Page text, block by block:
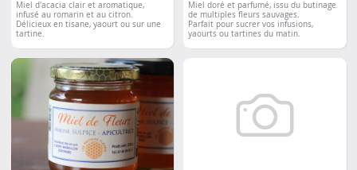
Miel d'acacia clair et aromatique,
infusé au romarin et au citron.
Délicieux en tisane, yaourt ou sur une
tartine.
Miel doré et parfumé, issu du butinage
de multiples fleurs sauvages.
Parfait pour sucrer vos infusions,
yaourts ou tartines du matin.